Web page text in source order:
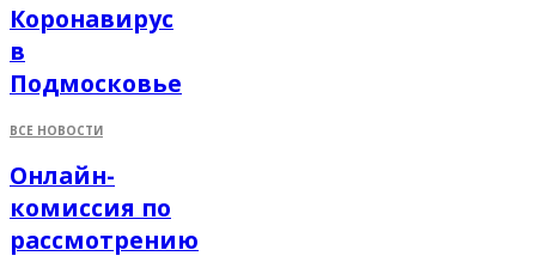
Коронавирус
в
Подмосковье
ВСЕ НОВОСТИ
Онлайн-
комиссия по
рассмотрению